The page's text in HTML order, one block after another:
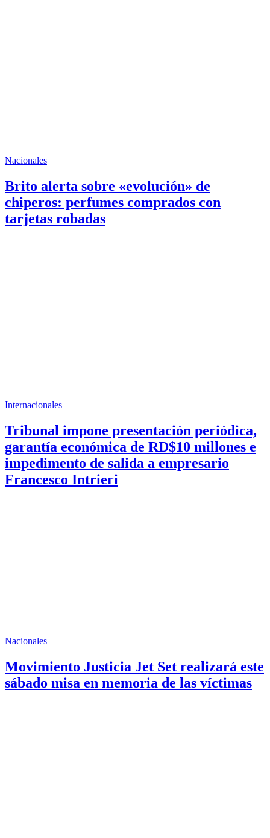
Nacionales
Brito alerta sobre «evolución» de
chiperos: perfumes comprados con
tarjetas robadas
Internacionales
Tribunal impone presentación periódica,
garantía económica de RD$10 millones e
impedimento de salida a empresario
Francesco Intrieri
Nacionales
Movimiento Justicia Jet Set realizará este
sábado misa en memoria de las víctimas